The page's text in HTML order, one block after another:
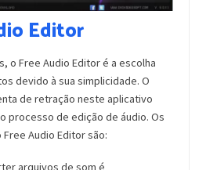
Editor
o Free Audio Editor é a escolha
devido à sua simplicidade. O
de retração neste aplicativo
processo de edição de áudio. Os
Audio Editor são:
arquivos de som é